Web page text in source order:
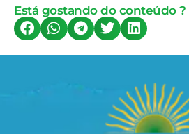
Está gostando do conteúdo